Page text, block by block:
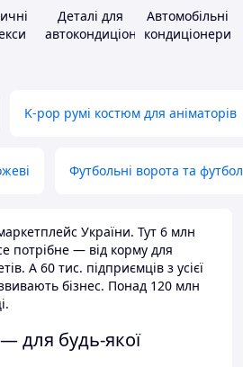
Деталі для
автокондиціонерів
Автомобільні
кондиціонери
K-pop румі костюм для аніматорів
Футбольні ворота та
України. Тут 6 млн
потрібне — від корму для
А 60 тис. підприємців з усієї
бізнес. Понад 120 млн
для будь-якої